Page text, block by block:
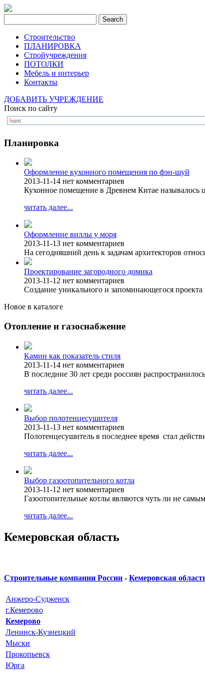
Строительство
ПЛАНИРОВКА
Стройучреждения
ПОТОЛКИ
Мебель и интерьер
Контакты
ДОБАВИТЬ УЧРЕЖДЕНИЕ
Поиск по сайту
Планировка
Оформление кухонного помещения по фэн-шуй
2013-11-14 нет комментариев
Кухонное помещение в Древнем Китае называлось
читать далее...
Оформление виллы у моря
2013-11-13 нет комментариев
На сегодняшний день к задачам архитекторов
Проектирование загородного домика
2013-11-12 нет комментариев
Создание уникального и запоминающегося
Новое в каталоге
Отопление и газоснабжение
Камин как показатель стиля
2013-11-14 нет комментариев
В последние 30 лет среди россиян
читать далее...
Выбор полотенцесушителя
2013-11-13 нет комментариев
Полотенцесушитель в последнее время стал
читать далее...
Выбор газоотопительного котла
2013-11-12 нет комментариев
Газоотопительные котлы являются чуть ли не
читать далее...
Кемеровская область
Строительные компании России - Кемеровская
Анжеро-Судженск
г.Кемерово
Кемерово
Ленинск-Кузнецкий
Мыски
Прокопьевск
Юрга